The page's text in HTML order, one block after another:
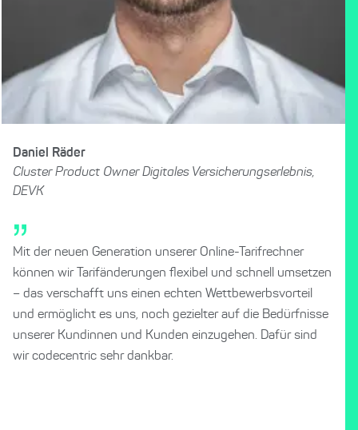
Daniel Räder
Cluster Product Owner Digitales Versicherungserlebnis,
DEVK
Mit der neuen Generation unserer Online-Tarifrechner
können wir Tarifänderungen flexibel und schnell umsetzen
– das verschafft uns einen echten Wettbewerbsvorteil
und ermöglicht es uns, noch gezielter auf die Bedürfnisse
unserer Kundinnen und Kunden einzugehen. Dafür sind
wir codecentric sehr dankbar.